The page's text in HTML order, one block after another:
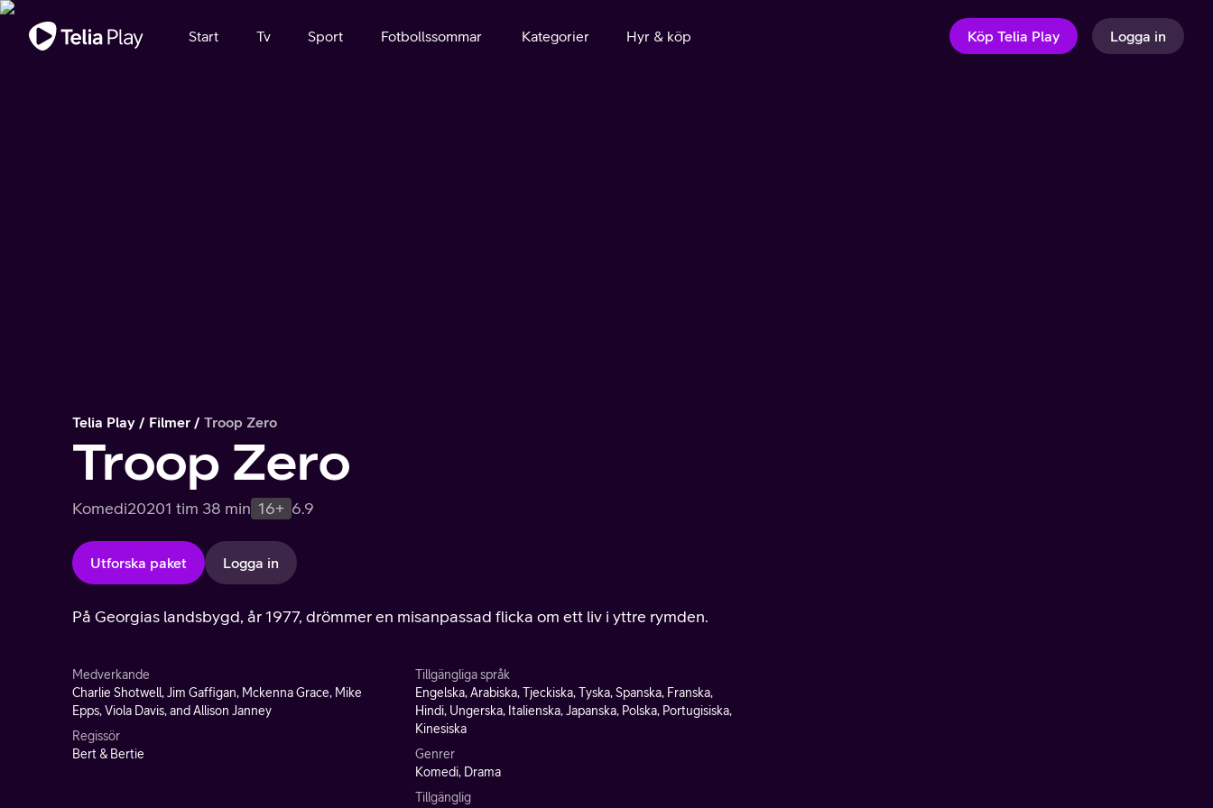
Viktigt meddelande
Start Tv Sport Fotbollssommar Kategorier Hyr & köp Köp Telia Play Logga in
Telia Play Filmer Troop Zero
Troop Zero
Komedi20201 tim 38 min 16+ 6.9
Utforska paket Logga in
På Georgias landsbygd, år 1977, drömmer en misanpassad flicka om ett liv i yttre rymden.
Medverkande
Charlie Shotwell, Jim Gaffigan, Mckenna Grace, Mike
Epps, Viola Davis, and Allison Janney
Regissör
Bert & Bertie
Tillgängliga språk
Engelska, Arabiska, Tjeckiska, Tyska, Spanska, Franska,
Hindi, Ungerska, Italienska, Japanska, Polska, Portugisiska,
Kinesiska
Genrer
Komedi, Drama
Tillgänglig